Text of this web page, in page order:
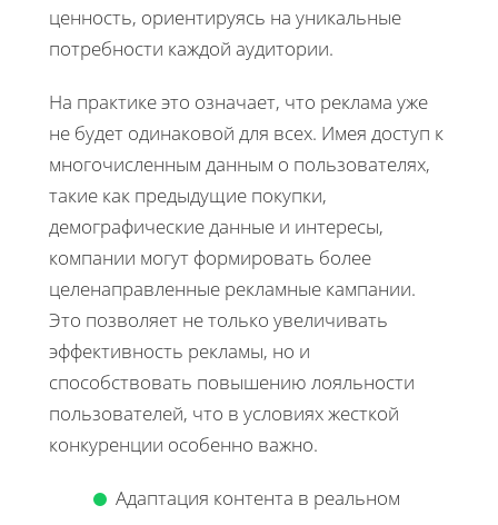
ценность, ориентируясь на уникальные
потребности каждой аудитории.
На практике это означает, что реклама уже
не будет одинаковой для всех. Имея доступ к
многочисленным данным о пользователях,
такие как предыдущие покупки,
демографические данные и интересы,
компании могут формировать более
целенаправленные рекламные кампании.
Это позволяет не только увеличивать
эффективность рекламы, но и
способствовать повышению лояльности
пользователей, что в условиях жесткой
конкуренции особенно важно.
Адаптация контента в реальном